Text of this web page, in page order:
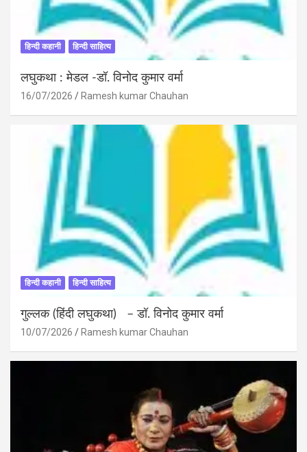
हिन्दी कहानी हिन्दी साहित्य
लघुकथा : मेडल -डॉ. विनोद कुमार वर्मा
16/07/2026 Ramesh kumar Chauhan
हिन्दी कहानी हिन्दी साहित्य
गुल्लक (हिंदी लघुकथा) – डॉ. विनोद कुमार वर्मा
10/07/2026 Ramesh kumar Chauhan